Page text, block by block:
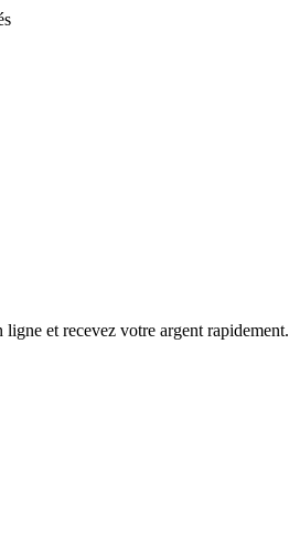
et recevez votre argent rapidement.